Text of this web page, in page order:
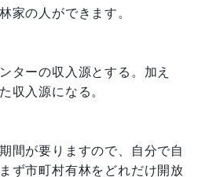
家の人ができます。
ターの収入源とする。加え
収入源になる。
間が要りますので、自分で自
ず市町村有林をどれだけ開放